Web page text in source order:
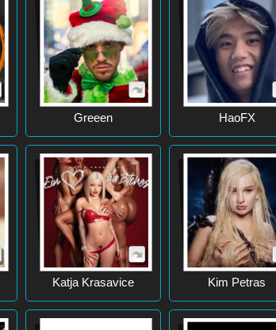
Greeen HaoFX
Katja Krasavice Kim Petras